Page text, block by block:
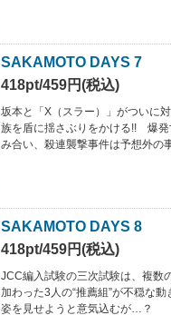
SAKAMOTO DAYS 7
418pt/459円(税込)
坂本と「X（スラー）」がついに
族を盾に揺さぶりをかける!! 爆
み合い、殺連襲撃事件は予想外の
SAKAMOTO DAYS 8
418pt/459円(税込)
JCC編入試験の三次試験は、複数
加わった3人の“推薦組”が不穏な
姿を見せようと意気込むが…？